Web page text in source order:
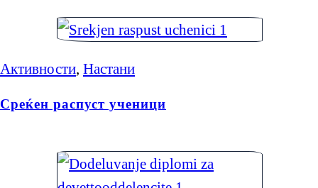
Активности Настани
Среќен распуст ученици